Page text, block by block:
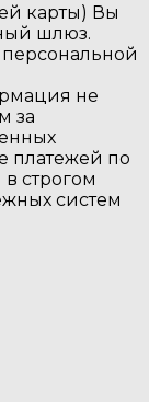
карты) Вы
шлюз.
не
за
платежей по
строгом
систем